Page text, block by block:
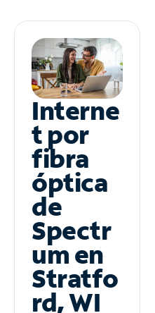
Interne
t por
fibra
óptica
de
Spectr
um en
Stratfo
rd, WI